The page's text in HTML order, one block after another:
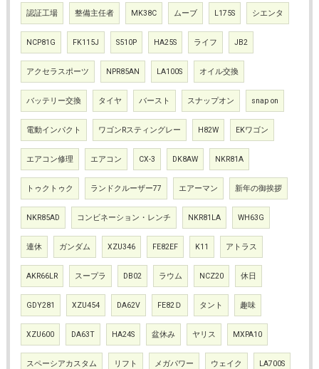
認証工場 整備主任者 MK38C ムーブ L175S シエンタ
NCP81G FK115J S510P HA25S ライフ JB2
アクセラスポーツ NPR85AN LA100S オイル交換
バッテリー交換 タイヤ バースト スナップオン snap on
電動インパクト ワゴンRスティングレー H82W EKワゴン
エアコン修理 エアコン CX-3 DK8AW NKR81A
トゥクトゥク ランドクルーザー77 エアーマン 新年の御挨拶
NKR85AD コンビネーション・レンチ NKR81LA WH63G
連休 ガンダム XZU346 FE82EF K11 アトラス
AKR66LR スープラ DB02 ラウム NCZ20 休日
GDY281 XZU454 DA62V FE82Ｄ タント 趣味
XZU600 DA63T HA24S 盆休み ヤリス MXPA10
スペーシアカスタム リフト メガパワー ウェイク LA700S